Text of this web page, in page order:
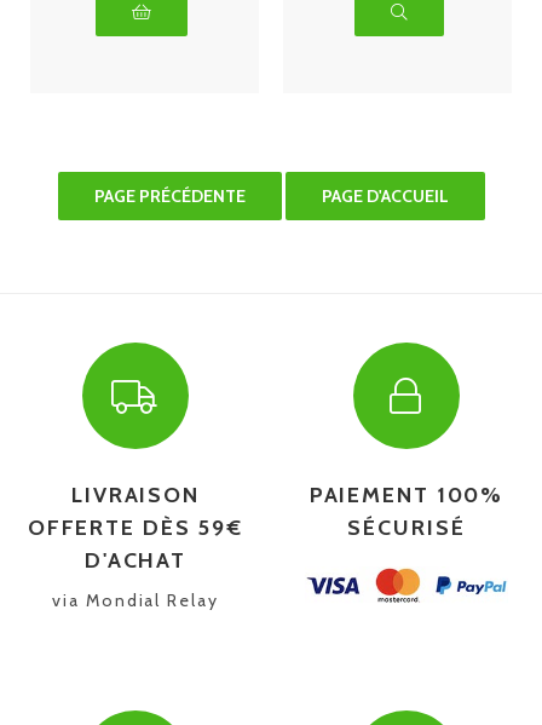
LIVRAISON
OFFERTE DÈS 59€
D'ACHAT
via Mondial Relay
PAIEMENT 100%
SÉCURISÉ